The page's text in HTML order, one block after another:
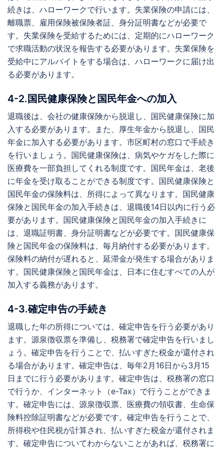
続きは、ハローワークで行います。失業保険の申請には、
離職票、雇用保険被保険者証、身分証明書などが必要で
す。失業保険を受給するためには、定期的にハローワーク
で求職活動の状況を報告する必要があります。失業保険を
受給中にアルバイトをする場合は、ハローワークに届け出
る必要があります。
4-2.国民健康保険と国民年金への加入
退職後は、会社の健康保険から脱退し、国民健康保険に加
入する必要があります。また、厚生年金から脱退し、国民
年金に加入する必要があります。市区町村の窓口で手続き
を行いましょう。国民健康保険は、病気やケガをした際に
医療費を一部負担してくれる制度です。国民年金は、老後
に年金を受け取ることができる制度です。国民健康保険と
国民年金の保険料は、所得によって異なります。国民健康
保険と国民年金の加入手続きは、退職後14日以内に行う必
要があります。国民健康保険と国民年金の加入手続きに
は、退職証明書、身分証明書などが必要です。国民健康保
険と国民年金の保険料は、毎月納付する必要があります。
保険料の納付が遅れると、延滞金が発生する場合がありま
す。国民健康保険と国民年金は、日本に住むすべての人が
加入する義務があります。
4-3.確定申告の手続き
退職した年の所得については、確定申告を行う必要があり
ます。源泉徴収票を準備し、税務署で確定申告を行いまし
ょう。確定申告を行うことで、払いすぎた税金が還付され
る場合があります。確定申告は、毎年2月16日から3月15
日までに行う必要があります。確定申告は、税務署の窓口
で行うか、インターネット（e-Tax）で行うことができま
す。確定申告には、源泉徴収票、医療費の領収書、生命保
険料控除証明書などが必要です。確定申告を行うことで、
所得税や住民税が計算され、払いすぎた税金が還付されま
す。確定申告についてわからないことがあれば、税務署に